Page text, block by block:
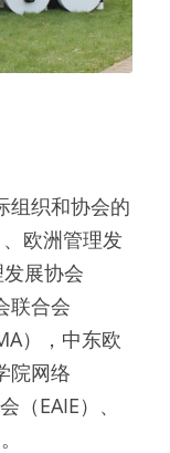
组织和协会的
欧洲管理发
展协会
联合会
），中东欧
院网络
（EAIE）、